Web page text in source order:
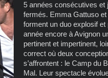
5 années consécutives et
fermés. Emma Gattuso et
forment un duo explosif
année encore à Avignon
pertinent et impertinent,
correct où deux
s’affrontent : le Camp du
Mal. Leur spectacle